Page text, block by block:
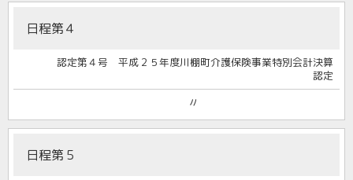
日程第４
認定第４号 平成２５年度川棚町介護保険事業特別会計決算
認定
〃
日程第５